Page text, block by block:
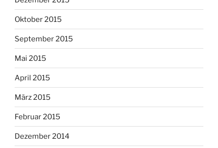
Oktober 2015
September 2015
Mai 2015
April 2015
März 2015
Februar 2015
Dezember 2014